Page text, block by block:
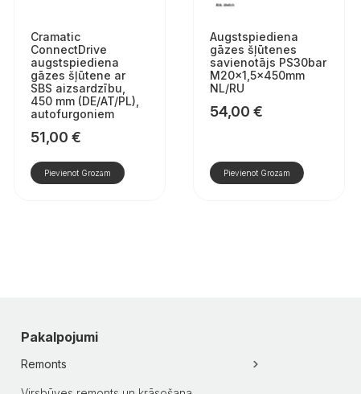
Cramatic
ConnectDrive
augstspiediena
gāzes šļūtene ar
SBS aizsardzību,
450 mm (DE/AT/PL),
autofurgoniem
51,00 €
Pievienot Grozam
Augstspiediena
gāzes šļūtenes
savienotājs PS30bar
M20x1,5x450mm
NL/RU
54,00 €
Pievienot Grozam
Pakalpojumi
Remonts